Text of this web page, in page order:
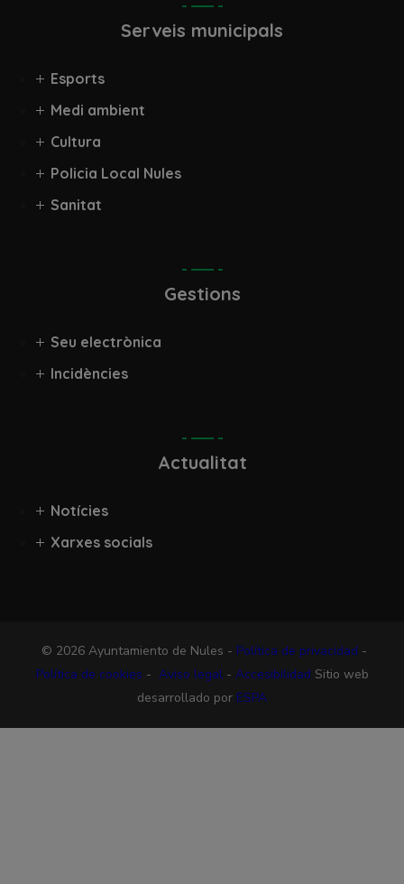
Serveis municipals
Esports
Medi ambient
Cultura
Policia Local Nules
Sanitat
Gestions
Seu electrònica
Incidències
Actualitat
Notícies
Xarxes socials
© 2026 Ayuntamiento de Nules - Política de privacidad -
Política de cookies - Aviso legal- Accesibilidad Sitio web
desarrollado por ESPA